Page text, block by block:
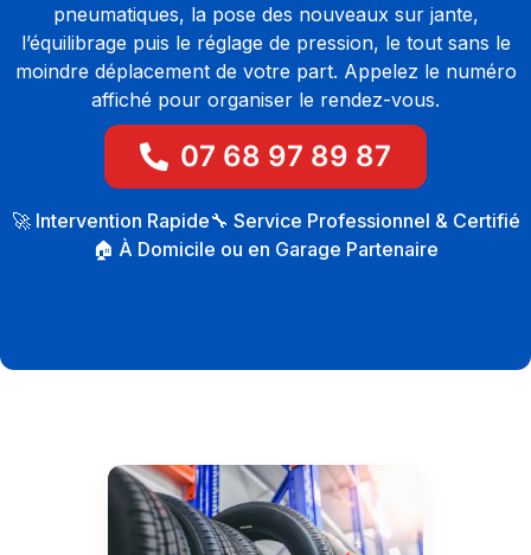
pneumatiques, la pose des nouveaux sur jante,
l’équilibrage puis le réglage de pression, le tout sans le
moindre déplacement de votre part. Appelez le numéro
affiché pour organiser le rendez-vous.
07 68 97 89 87
🚀 Intervention Rapide🔧 Service Professionnel & Certifié
🏠 À Domicile ou en Garage Partenaire